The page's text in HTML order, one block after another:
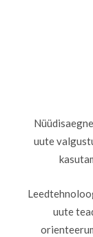
uute
uute